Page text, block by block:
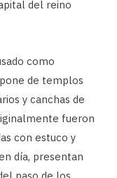
del reino
como
de templos
y canchas de
fueron
con estuco y
día, presentan
paso de los